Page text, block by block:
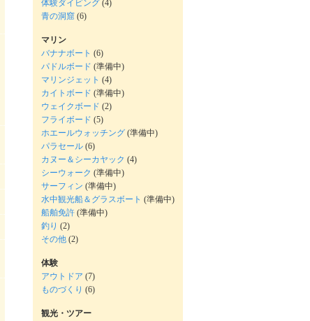
体験ダイビング (4)
青の洞窟 (6)
マリン
バナナボート (6)
パドルボード (準備中)
マリンジェット (4)
カイトボード (準備中)
ウェイクボード (2)
フライボード (5)
ホエールウォッチング (準備中)
パラセール (6)
カヌー＆シーカヤック (4)
シーウォーク (準備中)
サーフィン (準備中)
水中観光船＆グラスボート (準備中)
船舶免許 (準備中)
釣り (2)
その他 (2)
体験
アウトドア (7)
ものづくり (6)
観光・ツアー